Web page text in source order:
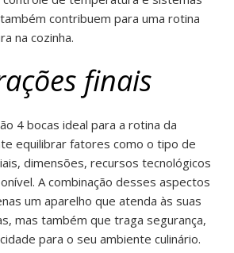
contribuem para uma rotina
na cozinha.
finais
4 bocas ideal para a rotina da
equilibrar fatores como o tipo de
dimensões, recursos tecnológicos
A combinação desses aspectos
um aparelho que atenda às suas
mas também que traga segurança,
para o seu ambiente culinário.